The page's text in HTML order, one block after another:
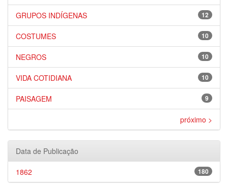
12
GRUPOS INDÍGENAS
10
COSTUMES
10
NEGROS
10
VIDA COTIDIANA
9
PAISAGEM
próximo >
Data de Publicação
180
1862